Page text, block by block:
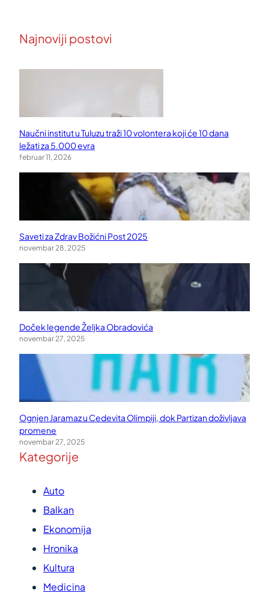
Najnoviji postovi
Naučni institut u Tuluzu traži 10 volontera koji će 10 dana
ležati za 5.000 evra
februar 11, 2026
Saveti za Zdrav Božićni Post 2025
novembar 28, 2025
Doček legende Željka Obradovića
novembar 27, 2025
Ognjen Jaramaz u Cedevita Olimpiji, dok Partizan doživljava
promene
novembar 27, 2025
Kategorije
Auto
Balkan
Ekonomija
Hronika
Kultura
Medicina